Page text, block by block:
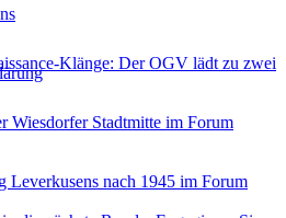
Klänge: Der OGV lädt zu zwei
Wiesdorfer Stadtmitte im Forum
Leverkusens nach 1945 im Forum